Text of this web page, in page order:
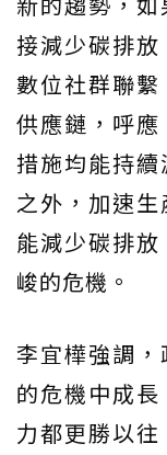
接減少碳排
數位社群聯
供應鏈，呼
措施均能持
之外，加速
能減少碳排
峻的危機。
李宜樺強調
的危機中成
力都更勝以